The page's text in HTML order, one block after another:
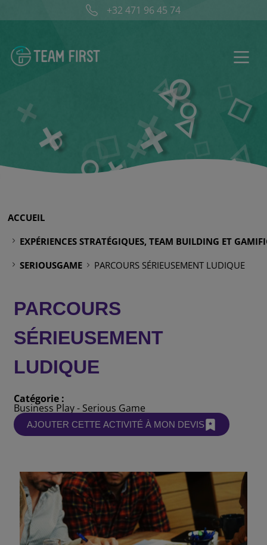
+32 471 96 45 74‬
ACCUEIL
EXPÉRIENCES STRATÉGIQUES, TEAM BUILDING ET
SERIOUSGAME
PARCOURS SÉRIEUSEMENT LUDIQUE
PARCOURS
SÉRIEUSEMENT
LUDIQUE
Catégorie :
Business Play Serious Game
AJOUTER CETTE ACTIVITÉ À MON DEVIS